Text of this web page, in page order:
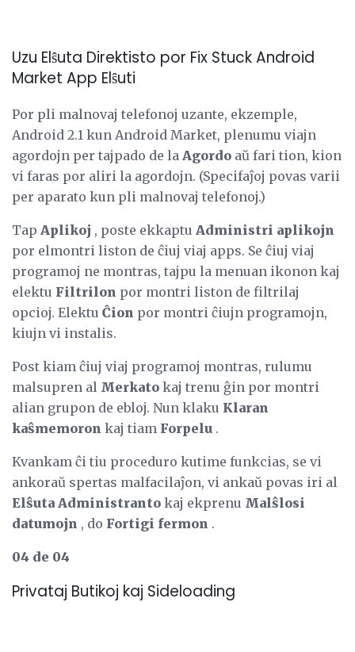
Uzu Elŝuta Direktisto por Fix Stuck Android
Market App Elŝuti
Por pli malnovaj telefonoj uzante, ekzemple,
Android 2.1 kun Android Market, plenumu viajn
agordojn per tajpado de la Agordo aŭ fari tion, kion
vi faras por aliri la agordojn. (Specifaĵoj povas varii
per aparato kun pli malnovaj telefonoj.)
Tap Aplikoj , poste ekkaptu Administri aplikojn
por elmontri liston de ĉiuj viaj apps. Se ĉiuj viaj
programoj ne montras, tajpu la menuan ikonon kaj
elektu Filtrilon por montri liston de filtrilaj
opcioj. Elektu Ĉion por montri ĉiujn programojn,
kiujn vi instalis.
Post kiam ĉiuj viaj programoj montras, rulumu
malsupren al Merkato kaj trenu ĝin por montri
alian grupon de ebloj. Nun klaku Klaran
kaŝmemoron kaj tiam Forpelu .
Kvankam ĉi tiu proceduro kutime funkcias, se vi
ankoraŭ spertas malfacilaĵon, vi ankaŭ povas iri al
Elŝuta Administranto kaj ekprenu Malŝlosi
datumojn , do Fortigi fermon .
04 de 04
Privataj Butikoj kaj Sideloading